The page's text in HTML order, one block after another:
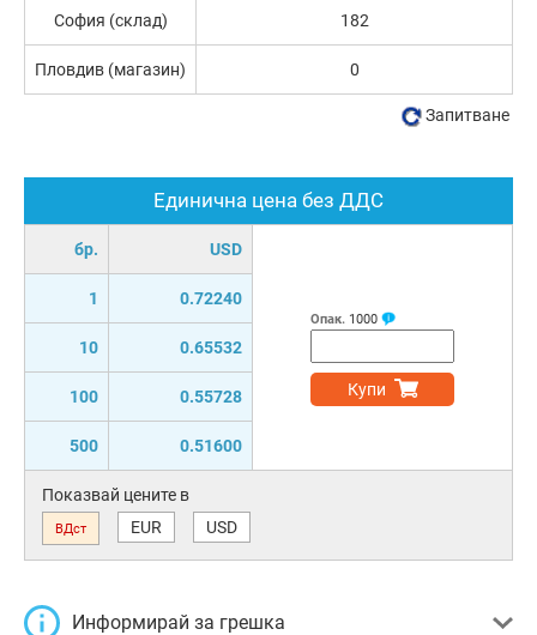
Единична цена без ДДС
бр. USD
1 0.72240
10 0.65532
100 0.55728
500 0.51600
Опак. 1000
Купи
Показвай цените в
ВДст EUR USD
Информирай за грешка
София (склад) 182
Пловдив (магазин) 0
Запитване